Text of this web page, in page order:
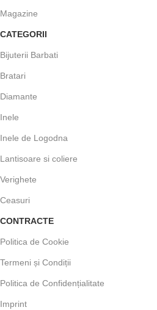
Magazine
CATEGORII
Bijuterii Barbati
Bratari
Diamante
Inele
Inele de Logodna
Lantisoare si coliere
Verighete
Ceasuri
CONTRACTE
Politica de Cookie
Termeni și Condiții
Politica de Confidențialitate
Imprint